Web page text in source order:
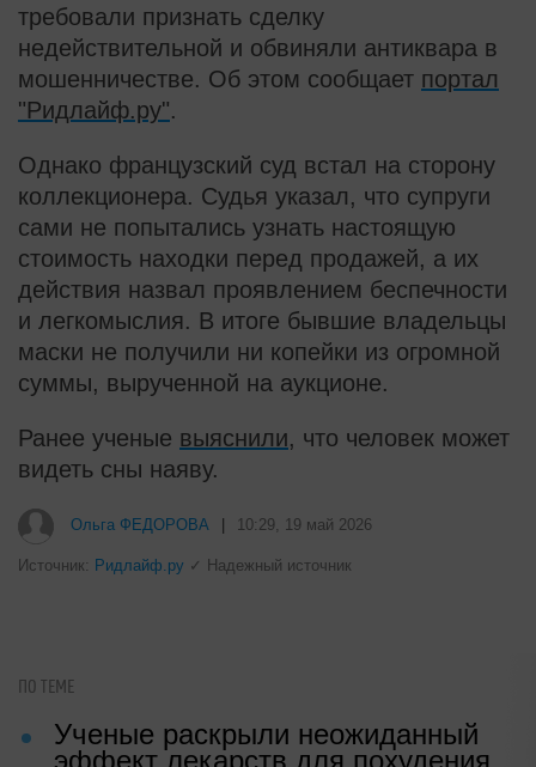
требовали признать сделку
недействительной и обвиняли антиквара в
мошенничестве. Об этом сообщает портал
"Ридлайф.ру".
Однако французский суд встал на сторону
коллекционера. Судья указал, что супруги
сами не попытались узнать настоящую
стоимость находки перед продажей, а их
действия назвал проявлением беспечности
и легкомыслия. В итоге бывшие владельцы
маски не получили ни копейки из огромной
суммы, вырученной на аукционе.
Ранее ученые выяснили, что человек может
видеть сны наяву.
Какие товары пропадут из
Заставляли целовать ноги и
извиняться: школьники устроили
жесткую дедовщину